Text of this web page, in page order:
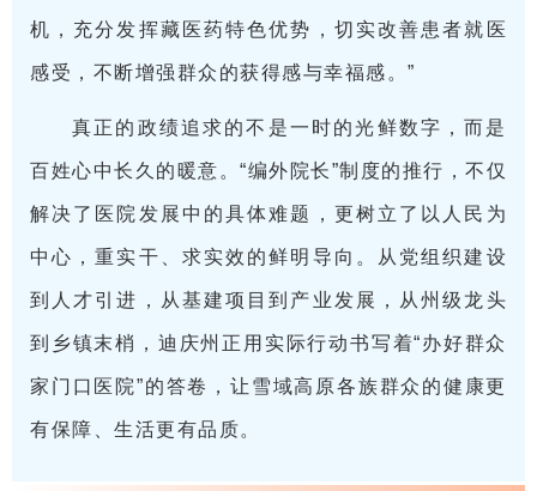
机，充分发挥藏医药特色优势，切实改善患者就医
感受，不断增强群众的获得感与幸福感。”
真正的政绩追求的不是一时的光鲜数字，而是
百姓心中长久的暖意。“编外院长”制度的推行，不仅
解决了医院发展中的具体难题，更树立了以人民为
中心，重实干、求实效的鲜明导向。从党组织建设
到人才引进，从基建项目到产业发展，从州级龙头
到乡镇末梢，迪庆州正用实际行动书写着“办好群众
家门口医院”的答卷，让雪域高原各族群众的健康更
有保障、生活更有品质。